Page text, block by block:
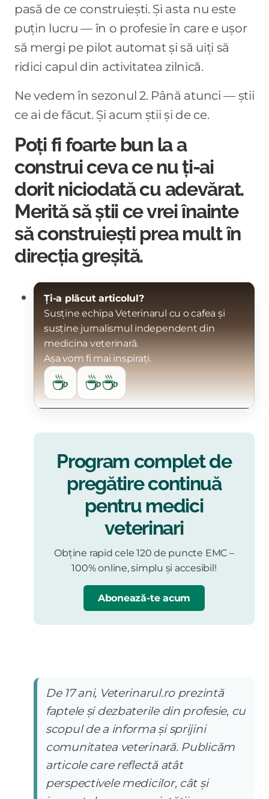
pasă de ce construiești. Și asta nu este
puțin lucru — în o profesie în care e ușor
să mergi pe pilot automat și să uiți să
ridici capul din activitatea zilnică.
Ne vedem în sezonul 2. Până atunci — știi
ce ai de făcut. Și acum știi și de ce.
Poți fi foarte bun la a
construi ceva ce nu ți-ai
dorit niciodată cu adevărat.
Merită să știi ce vrei înainte
să construiești prea mult în
direcția greșită.
Ți-a plăcut articolul?
Susține echipa Veterinarul cu o cafea și
susține jurnalismul independent din
medicina veterinară.
Așa vom fi mai inspirați.
☕ ☕☕
Program complet de
pregătire continuă
pentru medici
veterinari
Obține rapid cele 120 de puncte EMC –
100% online, simplu și accesibil!
Abonează-te acum
De 17 ani, Veterinarul.ro prezintă
faptele și dezbaterile din profesie, cu
scopul de a informa și sprijini
comunitatea veterinară. Publicăm
articole care reflectă atât
perspectivele medicilor, cât și